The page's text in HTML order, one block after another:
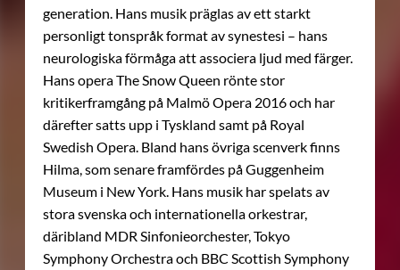
generation. Hans musik präglas av ett starkt
personligt tonspråk format av synestesi – hans
neurologiska förmåga att associera ljud med färger.
Hans opera The Snow Queen rönte stor
kritikerframgång på Malmö Opera 2016 och har
därefter satts upp i Tyskland samt på Royal
Swedish Opera. Bland hans övriga scenverk finns
Hilma, som senare framfördes på Guggenheim
Museum i New York. Hans musik har spelats av
stora svenska och internationella orkestrar,
däribland MDR Sinfonieorchester, Tokyo
Symphony Orchestra och BBC Scottish Symphony